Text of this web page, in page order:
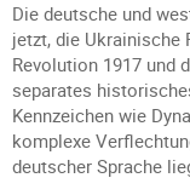
Die deutsche und
jetzt, die Ukrainische
Revolution 1917 und
separates
Kennzeichen wie
komplexe
deutscher Sprache